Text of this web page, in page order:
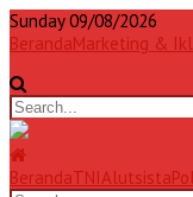
Sunday 09/08/2026
BerandaMarketing &
BerandaTNIAlutsista